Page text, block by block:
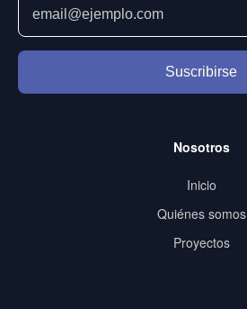
Suscribirse
Nosotros
Inicio
Quiénes somos
Proyectos